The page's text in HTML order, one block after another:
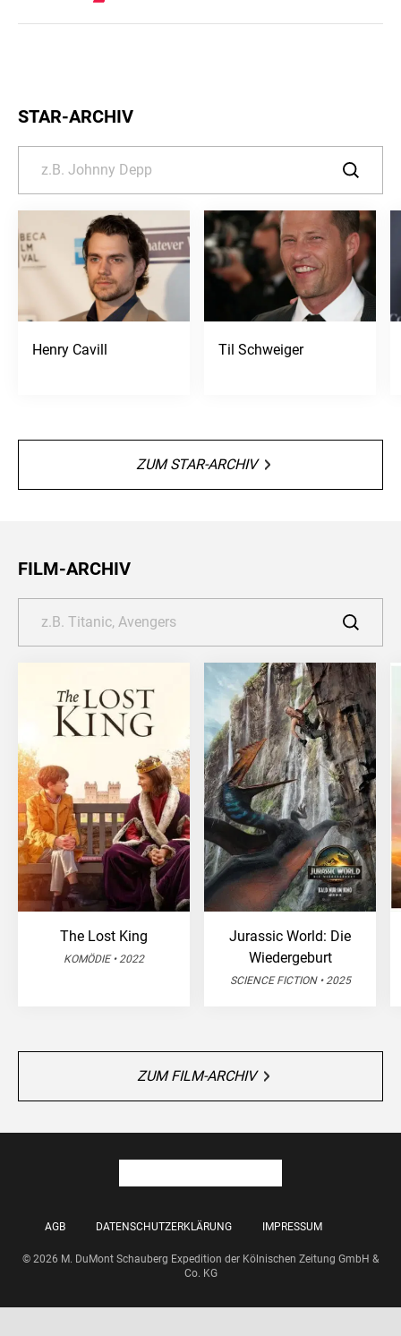
STAR-ARCHIV
Henry Cavill Til Schweiger
ZUM STAR-ARCHIV
FILM-ARCHIV
The Lost King
KOMÖDIE • 2022
Jurassic World: Die
Wiedergeburt
SCIENCE FICTION • 2025
ZUM FILM-ARCHIV
AGB DATENSCHUTZERKLÄRUNG IMPRESSUM
© 2026 M. DuMont Schauberg Expedition der Kölnischen Zeitung GmbH &
Co. KG